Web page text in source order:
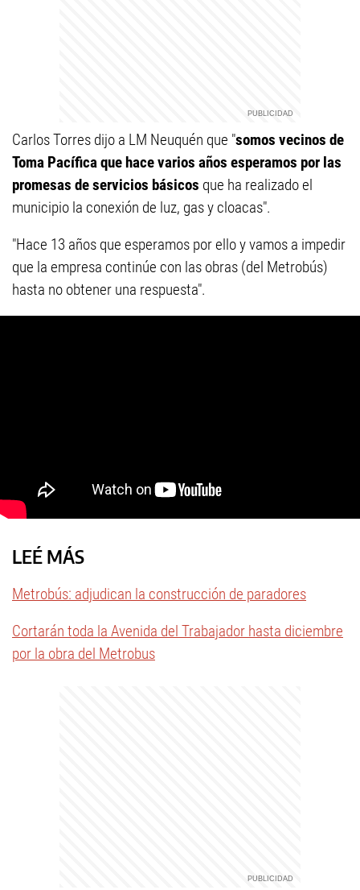
Carlos Torres dijo a LM Neuquén que "somos vecinos de
Toma Pacífica que hace varios años esperamos por las
promesas de servicios básicos que ha realizado el
municipio la conexión de luz, gas y cloacas".
"Hace 13 años que esperamos por ello y vamos a impedir
que la empresa continúe con las obras (del Metrobús)
hasta no obtener una respuesta".
LEÉ MÁS
Metrobús: adjudican la construcción de paradores
Cortarán toda la Avenida del Trabajador hasta diciembre
por la obra del Metrobus